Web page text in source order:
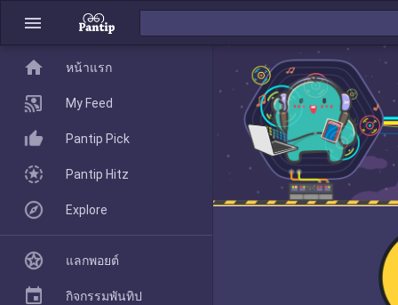
menu
home
Pantip Pick
home หน้าแรก
My Feed
Pantip Pick
Pantip Hitz
Explore
แลกพอยต์
กิจกรรมพันทิป